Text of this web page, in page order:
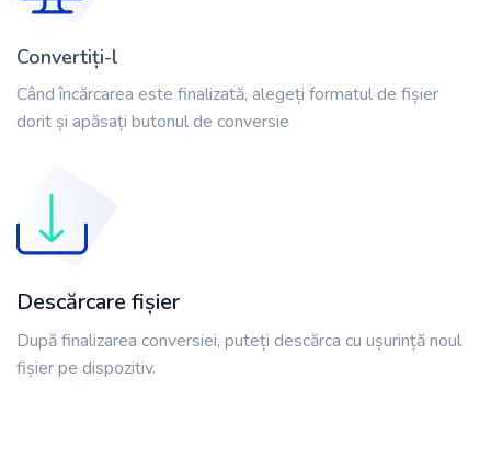
Convertiți-l
Când încărcarea este finalizată, alegeți formatul de fișier
dorit și apăsați butonul de conversie
Descărcare fișier
După finalizarea conversiei, puteți descărca cu ușurință noul
fișier pe dispozitiv.